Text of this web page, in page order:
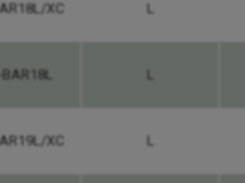
XC L
BAR18L L
XC L